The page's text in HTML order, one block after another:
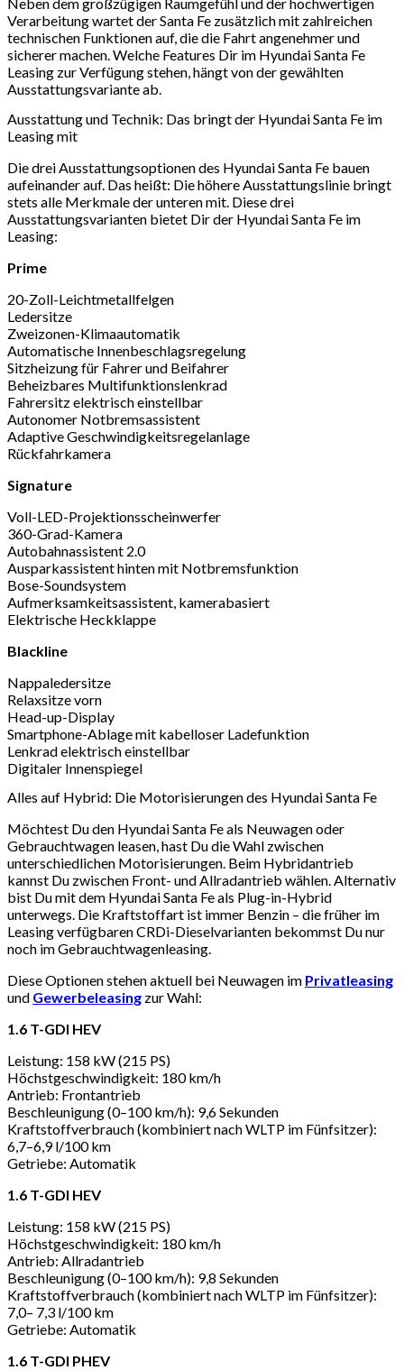
Neben dem großzügigen Raumgefühl und der hochwertigen
Verarbeitung wartet der Santa Fe zusätzlich mit zahlreichen
technischen Funktionen auf, die die Fahrt angenehmer und
sicherer machen. Welche Features Dir im Hyundai Santa Fe
Leasing zur Verfügung stehen, hängt von der gewählten
Ausstattungsvariante ab.
Ausstattung und Technik: Das bringt der Hyundai Santa Fe im
Leasing mit
Die drei Ausstattungsoptionen des Hyundai Santa Fe bauen
aufeinander auf. Das heißt: Die höhere Ausstattungslinie bringt
stets alle Merkmale der unteren mit. Diese drei
Ausstattungsvarianten bietet Dir der Hyundai Santa Fe im
Leasing:
Prime
20-Zoll-Leichtmetallfelgen
Ledersitze
Zweizonen-Klimaautomatik
Automatische Innenbeschlagsregelung
Sitzheizung für Fahrer und Beifahrer
Beheizbares Multifunktionslenkrad
Fahrersitz elektrisch einstellbar
Autonomer Notbremsassistent
Adaptive Geschwindigkeitsregelanlage
Rückfahrkamera
Signature
Voll-LED-Projektionsscheinwerfer
360-Grad-Kamera
Autobahnassistent 2.0
Ausparkassistent hinten mit Notbremsfunktion
Bose-Soundsystem
Aufmerksamkeitsassistent, kamerabasiert
Elektrische Heckklappe
Blackline
Nappaledersitze
Relaxsitze vorn
Head-up-Display
Smartphone-Ablage mit kabelloser Ladefunktion
Lenkrad elektrisch einstellbar
Digitaler Innenspiegel
Alles auf Hybrid: Die Motorisierungen des Hyundai Santa Fe
Möchtest Du den Hyundai Santa Fe als Neuwagen oder
Gebrauchtwagen leasen, hast Du die Wahl zwischen
unterschiedlichen Motorisierungen. Beim Hybridantrieb
kannst Du zwischen Front- und Allradantrieb wählen. Alternativ
bist Du mit dem Hyundai Santa Fe als Plug-in-Hybrid
unterwegs. Die Kraftstoffart ist immer Benzin – die früher im
Leasing verfügbaren CRDi-Dieselvarianten bekommst Du nur
noch im Gebrauchtwagenleasing.
Diese Optionen stehen aktuell bei Neuwagen im Privatleasing
und Gewerbeleasing zur Wahl:
1.6 T-GDI HEV
Leistung: 158 kW (215 PS)
Höchstgeschwindigkeit: 180 km/h
Antrieb: Frontantrieb
Beschleunigung (0–100 km/h): 9,6 Sekunden
Kraftstoffverbrauch (kombiniert nach WLTP im Fünfsitzer):
6,7–6,9 l/100 km
Getriebe: Automatik
1.6 T-GDI HEV
Leistung: 158 kW (215 PS)
Höchstgeschwindigkeit: 180 km/h
Antrieb: Allradantrieb
Beschleunigung (0–100 km/h): 9,8 Sekunden
Kraftstoffverbrauch (kombiniert nach WLTP im Fünfsitzer):
7,0– 7,3 l/100 km
Getriebe: Automatik
1.6 T-GDI PHEV